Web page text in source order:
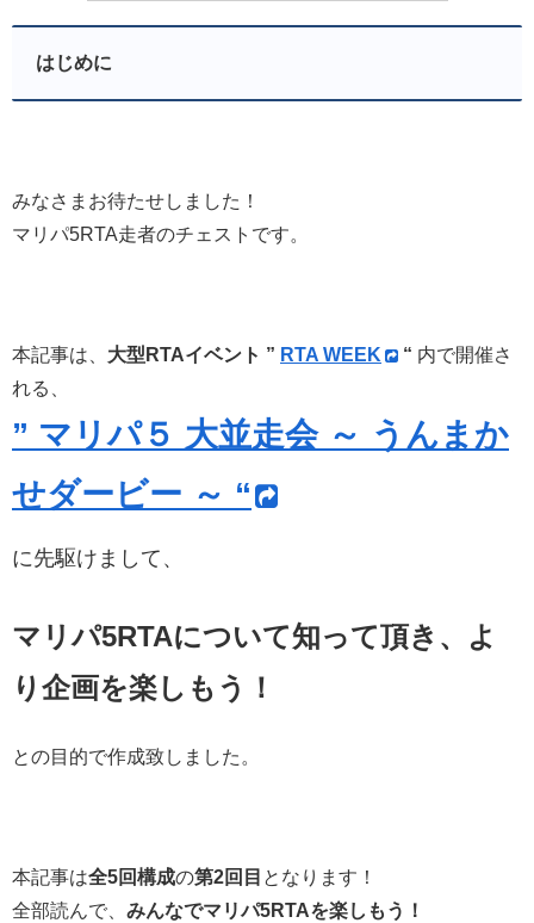
はじめに
みなさまお待たせしました！
マリパ5RTA走者のチェストです。
本記事は、 大型RTAイベント ” RTA WEEK “ 内で開催さ
れる、
” マリパ５ 大並走会 ～ うんまか
せダービー ～ “
に先駆けまして、
マリパ5RTAについて知って頂き、よ
り企画を楽しもう！
との目的で作成致しました。
本記事は全5回構成の第2回目 となります！
全部読んで、 みんなでマリパ5RTAを楽しもう！